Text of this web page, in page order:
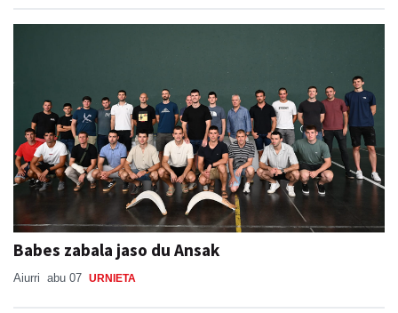
Babes zabala jaso du Ansak
Aiurri abu 07 URNIETA